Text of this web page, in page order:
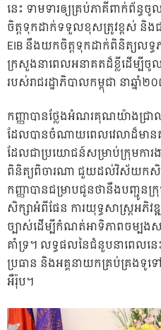
នេះ ទាមទារឲ្យគ្រប់ភាគីពាក់ព័ន្
ចិត្តទុកដាក់ទទួលខុសត្រូវខ្ពស់ និ
EIB នឹងយកចិត្តទុកដាក់ពិនិត្យលទ្
ក្រសួងនាពេលអនាគតដ៏ខ្លីដើម្បីចូ
របស់រាជរដ្ឋាភិបាលកម្ពុជា នាឆ្នាំ
កញ្ញាបានថ្លែងអំណរគុណយ៉ាងជ្រា
ដែលបានចំណាយពេលវេលាដ៏មាន
ដែលជាប្រយោជន៍សម្រាប់ក្រុមការ
ពិនិត្យពិចារណា ជួយដល់វិស័យកសិក
កញ្ញាបានជម្រាបជូនថានឹងបញ្ជូនក្
សិក្សាអំពីផែន ការយុទ្ធសាស្រ្តអ
ច្បាស់ដើម្បីកំណត់អាទិភាពចម្បង
គាំទ្រ។ លទ្ធផលនៃជំនួបនាពេលន
ប្រធាន និងអគ្គនាយកគ្រប់គ្រងទូ
អឺរ៉ុប។